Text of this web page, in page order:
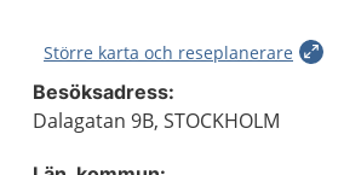
Större karta och reseplanerare
Besöksadress:
Dalagatan 9B, STOCKHOLM